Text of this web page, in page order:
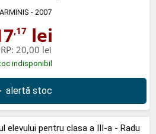
- 2007
,17 lei
20,00 lei
indisponibil
alertă stoc